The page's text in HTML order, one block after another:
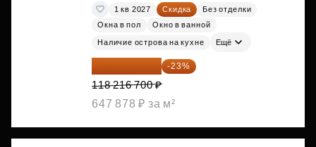
1 кв 2027 Скидка
Без отделки
Окна в пол
Окно в ванной
Наличие острова на кухне Ещё
91 026 859 ₽ -23%
118 216 700 ₽
647 878 ₽ за м²